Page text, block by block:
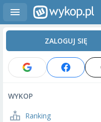
ZALOGUJ SIĘ
WYKOP
Ranking